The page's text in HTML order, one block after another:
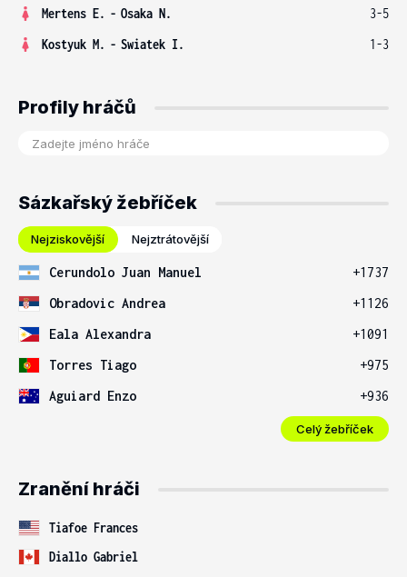
Mertens E. - Osaka N.
3-5
Kostyuk M. - Swiatek I. 1-3
Profily hráčů
Sázkařský žebříček
Nejziskovější Nejztrátovější
Cerundolo Juan Manuel
+1737
Obradovic Andrea
+1126
Eala Alexandra
+1091
Torres Tiago
+975
Aguiard Enzo
+936
Celý žebříček
Zranění hráči
Tiafoe Frances
Diallo Gabriel